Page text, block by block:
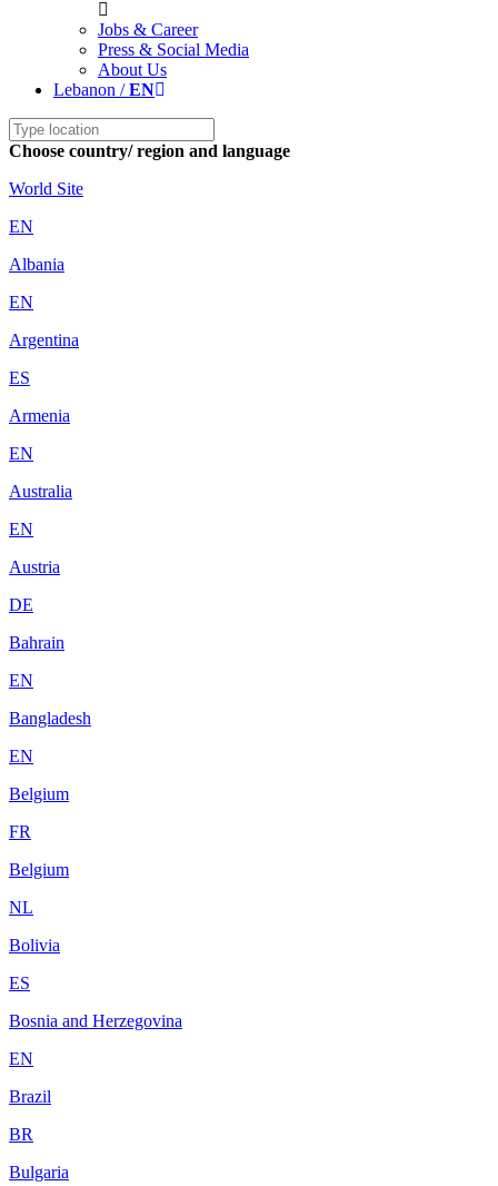
Jobs & Career
Press & Social Media
About Us
Lebanon /EN
Choose country/ region and language
World Site
EN
Albania
EN
Argentina
ES
Armenia
EN
Australia
EN
Austria
DE
Bahrain
EN
Bangladesh
EN
Belgium
FR
Belgium
NL
Bolivia
ES
Bosnia and Herzegovina
EN
Brazil
BR
Bulgaria